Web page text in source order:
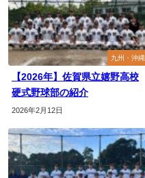
九州・沖縄
【2026年】佐賀県立嬉野高校
硬式野球部の紹介
2026年2月12日